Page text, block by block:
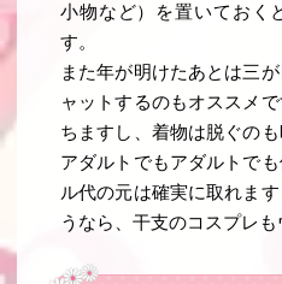
小物など）を置いておく
す。
また年が明けたあとは三
ャットするのもオススメ
ちますし、着物は脱ぐの
アダルトでもアダルトで
ル代の元は確実に取れま
うなら、干支のコスプレも